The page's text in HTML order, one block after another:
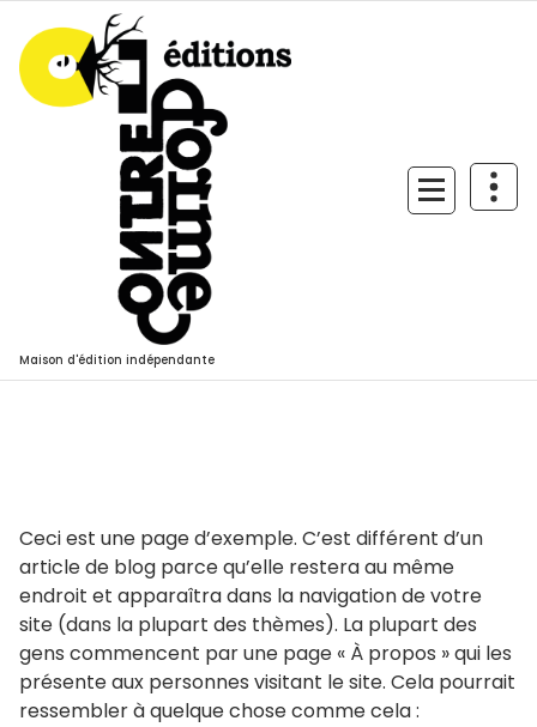
contenu
Maison d'édition indépendante
Ceci est une page d’exemple. C’est différent d’un
article de blog parce qu’elle restera au même
endroit et apparaîtra dans la navigation de votre
site (dans la plupart des thèmes). La plupart des
gens commencent par une page « À propos » qui les
présente aux personnes visitant le site. Cela pourrait
ressembler à quelque chose comme cela :